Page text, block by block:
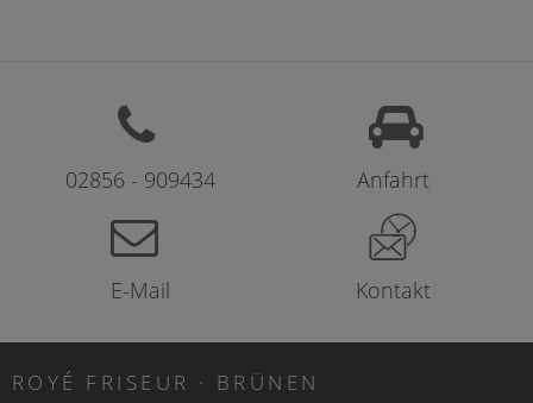
02856 - 909434 Anfahrt
E-Mail Kontakt
ROYÉ FRISEUR · BRÜNEN